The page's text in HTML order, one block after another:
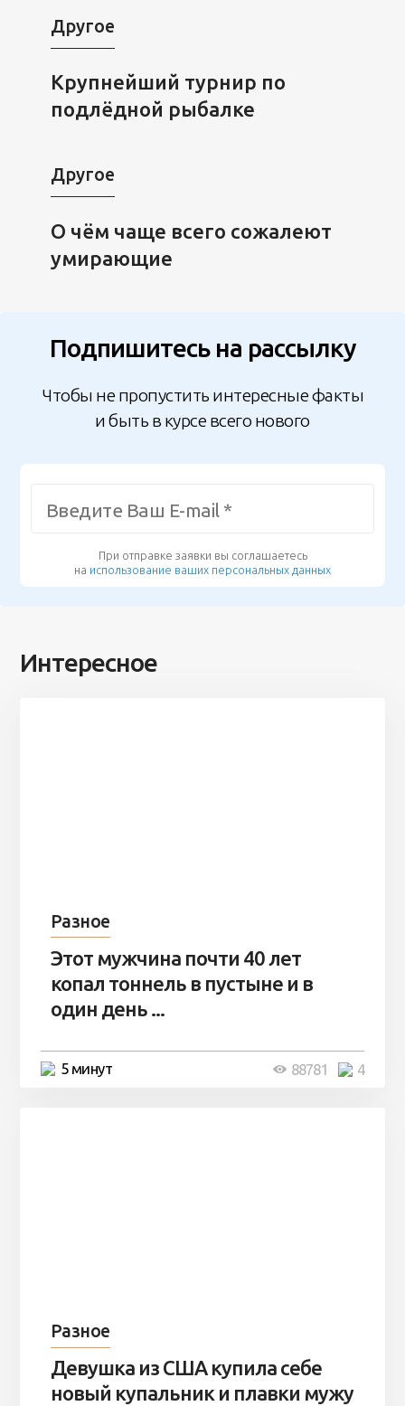
Другое
Крупнейший турнир по
подлёдной рыбалке
Другое
О чём чаще всего сожалеют
умирающие
Подпишитесь на рассылку
Чтобы не пропустить интересные факты
и быть в курсе всего нового
При отправке заявки вы соглашаетесь
на использование ваших персональных данных
Интересное
Разное
Этот мужчина почти 40 лет
копал тоннель в пустыне и в
один день ...
5 минут 4
88781
Разное
Девушка из США купила себе
новый купальник и плавки мужу